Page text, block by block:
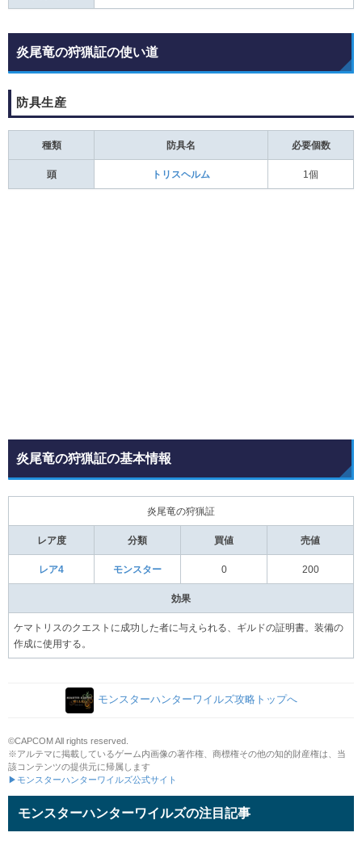
炎尾竜の狩猟証の使い道
防具生産
種類 防具名 必要個数
頭 トリスヘルム 1個
炎尾竜の狩猟証の基本情報
炎尾竜の狩猟証
レア度 分類 買値 売値
レア4 モンスター 0 200
効果
ケマトリスのクエストに成功した者に与えられる、ギルドの証明書。装備の
作成に使用する。
モンスターハンターワイルズ攻略トップへ
©CAPCOM All rights reserved.
※アルテマに掲載しているゲーム内画像の著作権、商標権その他の知的財産権は、当
該コンテンツの提供元に帰属します
▶モンスターハンターワイルズ公式サイト
モンスターハンターワイルズの注目記事